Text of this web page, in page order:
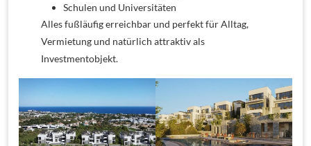
Schulen und Universitäten
Alles fußläufig erreichbar und perfekt für Alltag,
Vermietung und natürlich attraktiv als
Investmentobjekt.